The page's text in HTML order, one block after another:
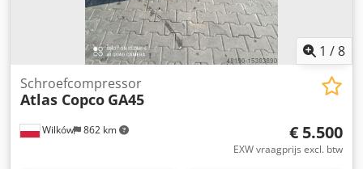
1 /8
Wilków 862 km
Schroefcompressor
Atlas Copco GA45
€ 5.500
EXW vraagprijs excl. btw